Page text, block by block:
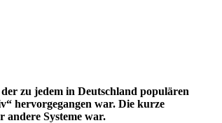
zu jedem in Deutschland populären
hervorgegangen war. Die kurze
andere Systeme war.